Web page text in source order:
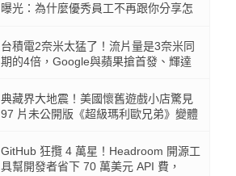
曝光：為什麼優秀員工不再跟你分享怎
台積電2奈米太猛了！流片量是3奈米同
期的4倍，Google與蘋果搶首發、輝達
典藏界大地震！美國懷舊遊戲小店驚見
97 片未公開版《超級瑪利歐兄弟》變體
GitHub 狂攬 4 萬星！Headroom 開源工
具幫開發者省下 70 萬美元 API 費，